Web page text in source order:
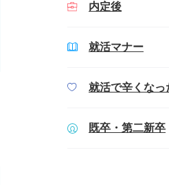
内定後
就活マナー
就活で辛くなっ
既卒・第二新卒